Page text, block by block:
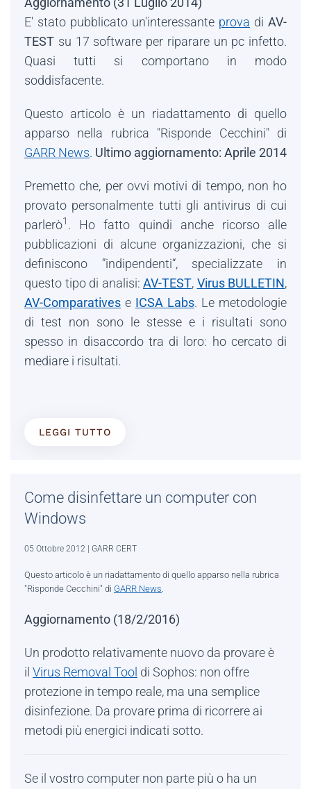
E' stato pubblicato un'interessante prova di AV-
TEST su 17 software per riparare un pc infetto.
Quasi tutti si comportano in modo
soddisfacente.
Questo articolo è un riadattamento di quello
apparso nella rubrica "Risponde Cecchini" di
GARR News. Ultimo aggiornamento: Aprile 2014
Premetto che, per ovvi motivi di tempo, non ho
provato personalmente tutti gli antivirus di cui
parlerò1 . Ho fatto quindi anche ricorso alle
pubblicazioni di alcune organizzazioni, che si
definiscono ”indipendenti“, specializzate in
questo tipo di analisi: AV-TEST, Virus BULLETIN,
AV-Comparatives e ICSA Labs. Le metodologie
di test non sono le stesse e i risultati sono
spesso in disaccordo tra di loro: ho cercato di
mediare i risultati.
LEGGI TUTTO
Come disinfettare un computer con
Windows
05 Ottobre 2012 | GARR CERT
Questo articolo è un riadattamento di quello apparso nella rubrica
"Risponde Cecchini" di GARR News.
Aggiornamento (18/2/2016)
Un prodotto relativamente nuovo da provare è
il Virus Removal Tool di Sophos: non offre
protezione in tempo reale, ma una semplice
disinfezione. Da provare prima di ricorrere ai
metodi più energici indicati sotto.
Se il vostro computer non parte più o ha un